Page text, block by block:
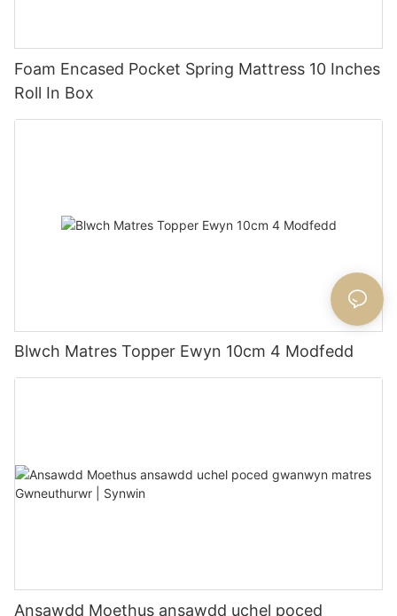
Foam Encased Pocket Spring Mattress 10 Inches
Roll In Box
Blwch Matres Topper Ewyn 10cm 4 Modfedd
Ansawdd Moethus ansawdd uchel poced